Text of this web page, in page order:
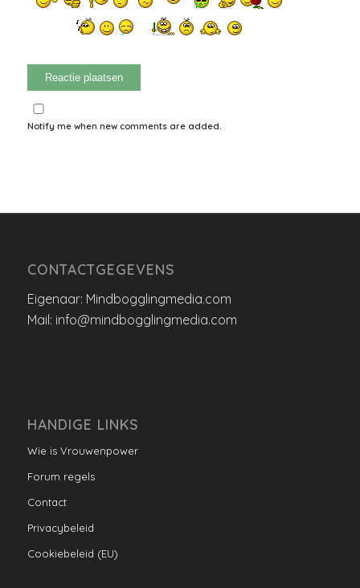
Notify me when new comments are added.
CONTACTGEGEVENS
Eigenaar: Mindbogglingmedia.com
Mail: info@mindbogglingmedia.com
HANDIGE LINKS
Wie is Vrouwenpower
Forum regels
Contact
Privacybeleid
Cookiebeleid (EU)